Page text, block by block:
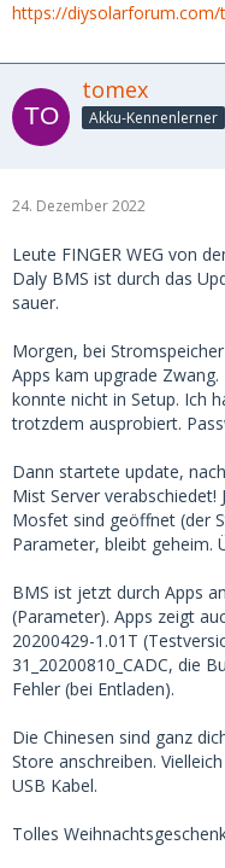
https://
tomex
Akku-Kennenlerner
24. Dezember 2022
Leute FINGER WEG von
Daly BMS ist durch das
sauer.
Morgen, bei
Apps kam upgrade
konnte nicht in Setup. Ich
trotzdem ausprobiert.
Dann startete update,
Mist Server
Mosfet sind geöffnet (der
Parameter, bleibt geheim.
BMS ist jetzt durch Apps
(Parameter). Apps zeigt
20200429-1.01T
31_20200810_CADC, die
Fehler (bei Entladen).
Die Chinesen sind ganz
Store anschreiben.
USB Kabel.
Tolles